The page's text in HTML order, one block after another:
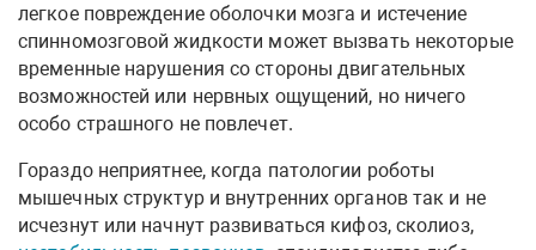
легкое повреждение оболочки мозга и истечение
спинномозговой жидкости может вызвать некоторые
временные нарушения со стороны двигательных
возможностей или нервных ощущений, но ничего
особо страшного не повлечет.
Гораздо неприятнее, когда патологии роботы
мышечных структур и внутренних органов так и не
исчезнут или начнут развиваться кифоз, сколиоз,